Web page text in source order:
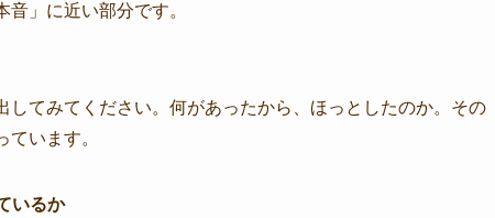
」に近い部分です。
てみてください。何があったから、ほっとしたのか。その
います。
いるか